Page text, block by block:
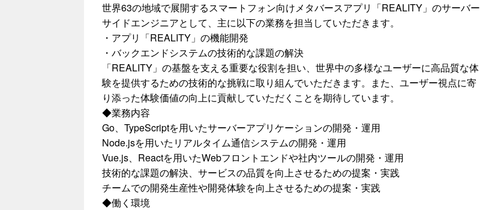
世界63の地域で展開するスマートフォン向けメタバースアプリ「REALITY」のサーバー
サイドエンジニアとして、主に以下の業務を担当していただきます。
・アプリ「REALITY」の機能開発
・バックエンドシステムの技術的な課題の解決
「REALITY」の基盤を支える重要な役割を担い、世界中の多様なユーザーに高品質な体
験を提供するための技術的な挑戦に取り組んでいただきます。また、ユーザー視点に寄
り添った体験価値の向上に貢献していただくことを期待しています。
◆業務内容
Go、TypeScriptを用いたサーバーアプリケーションの開発・運用
Node.jsを用いたリアルタイム通信システムの開発・運用
Vue.js、Reactを用いたWebフロントエンドや社内ツールの開発・運用
技術的な課題の解決、サービスの品質を向上させるための提案・実践
チームでの開発生産性や開発体験を向上させるための提案・実践
◆働く環境